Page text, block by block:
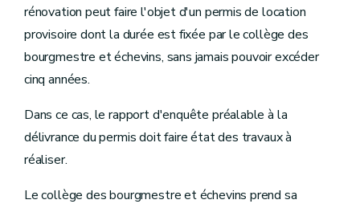
rénovation peut faire l'objet d'un permis de location
provisoire dont la durée est fixée par le collège des
bourgmestre et échevins, sans jamais pouvoir excéder
cinq années.
Dans ce cas, le rapport d'enquête préalable à la
délivrance du permis doit faire état des travaux à
réaliser.
Le collège des bourgmestre et échevins prend sa